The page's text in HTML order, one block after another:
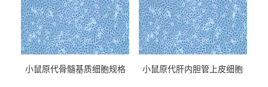
小鼠原代骨髓基质细胞规格
小鼠原代肝内胆管上皮细胞